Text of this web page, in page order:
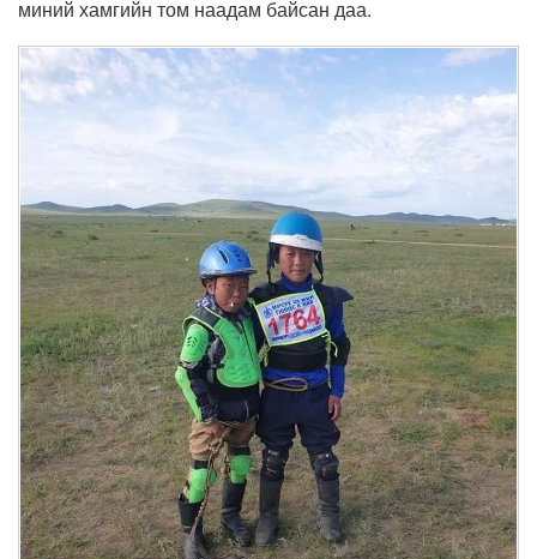
миний хамгийн том наадам байсан даа.